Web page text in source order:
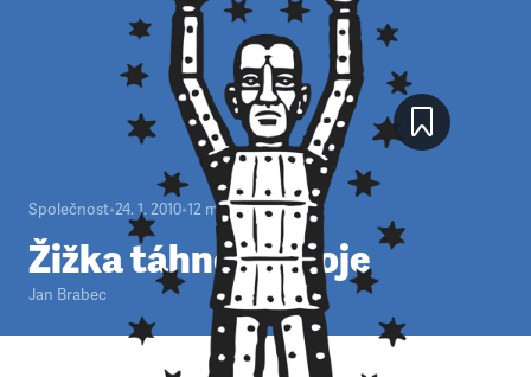
Společnost•24. 1. 2010•12 minut
Žižka táhne do boje
Jan Brabec